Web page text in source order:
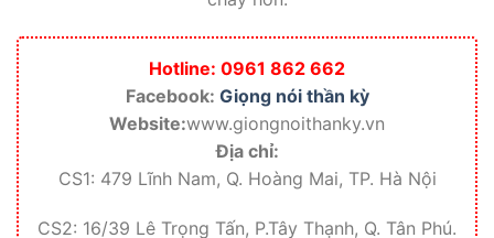
Hotline: 0961 862 662
Facebook: Giọng nói thần kỳ
Website:www.giongnoithanky.vn
Địa chỉ:
CS1: 479 Lĩnh Nam, Q. Hoàng Mai, TP. Hà Nội
CS2: 16/39 Lê Trọng Tấn, P.Tây Thạnh, Q. Tân Phú.